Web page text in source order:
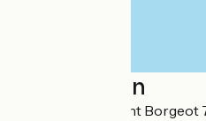
Localisation
2, avenue Président